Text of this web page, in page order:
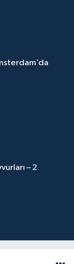
– 2